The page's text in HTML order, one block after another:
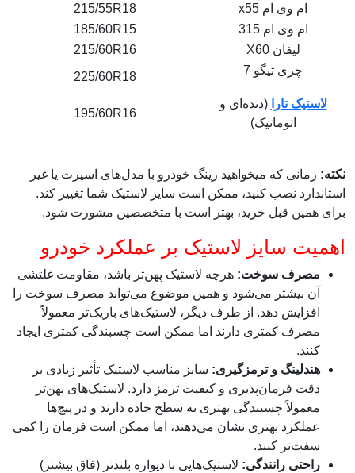
ام وی ام x55
215/55R18
ام وی ام 315
185/60R15
لیفان X60
215/60R16
چری تیگو 7
225/60R18
لاستیک تارا
(دنده‌ای و
اتوماتیک)
195/60R16
نکته: زمانی که میخواهید رینگ خودرو با مدل‌های اسپرت یا غیر
استاندارد نصب کنید، ممکن است سایز لاستیک شما تغییر کند.
برای همین قبل خرید، بهتر است با متخصصین مشورت شود.
اهمیت سایز لاستیک بر عملکرد خودرو
مصرف سوخت: هرچه لاستیک پهن‌تر باشد، مقاومت غلتشی
آن بیشتر می‌شود و همین موضوع می‌تواند مصرف سوخت را
افزایش دهد. از طرف دیگر، لاستیک‌های باریک‌تر معمولاً
مصرف کمتری دارند اما ممکن است چسبندگی کمتری ایجاد
کنند.
هندلینگ و ترمزگیری: سایز مناسب لاستیک تأثیر زیادی بر
دقت فرمان‌پذیری و کیفیت ترمز دارد. لاستیک‌های پهن‌تر
معمولاً چسبندگی بهتری به سطح جاده دارند و در پیچ‌ها
عملکرد بهتری نشان می‌دهند، اما ممکن است فرمان را کمی
سفت‌تر کنند.
راحتی رانندگی: لاستیک‌هایی با دیواره بلندتر (فاق بیشتر)